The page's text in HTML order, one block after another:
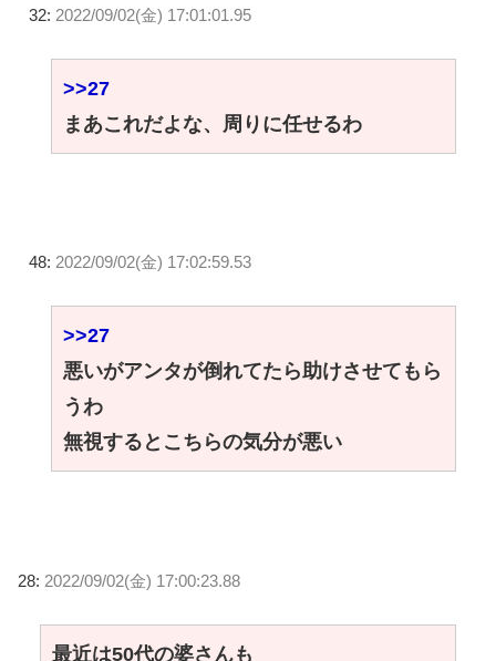
32: 2022/09/02(金) 17:01:01.95
>>27
まあこれだよな、周りに任せるわ
48: 2022/09/02(金) 17:02:59.53
>>27
悪いがアンタが倒れてたら助けさせてもら
うわ
無視するとこちらの気分が悪い
28: 2022/09/02(金) 17:00:23.88
最近は50代の婆さんも